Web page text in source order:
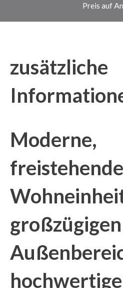
Preis auf
zusätzliche
Moderne,
freistehende
großzügigen